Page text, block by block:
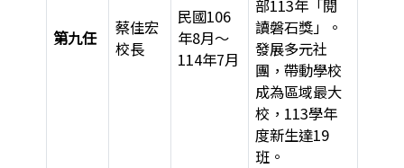
第九任
蔡佳宏
校長
民國106
年8月～
114年7月
部113年「閱
讀磐石獎」。
發展多元社
團，帶動學校
成為區域最大
校，113學年
度新生達19
班。